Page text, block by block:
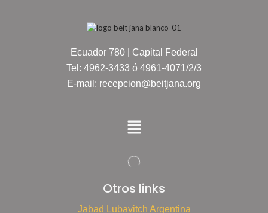
Ecuador 780 | Capital Federal
Tel: 4962-3433 ó 4961-4071/2/3
E-mail: recepcion@beitjana.org
Otros links
Jabad Lubavitch Argentina